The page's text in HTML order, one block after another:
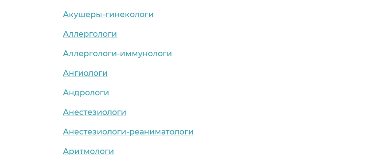
Акушеры-гинекологи
Аллергологи
Аллергологи-иммунологи
Ангиологи
Андрологи
Анестезиологи
Анестезиологи-реаниматологи
Аритмологи